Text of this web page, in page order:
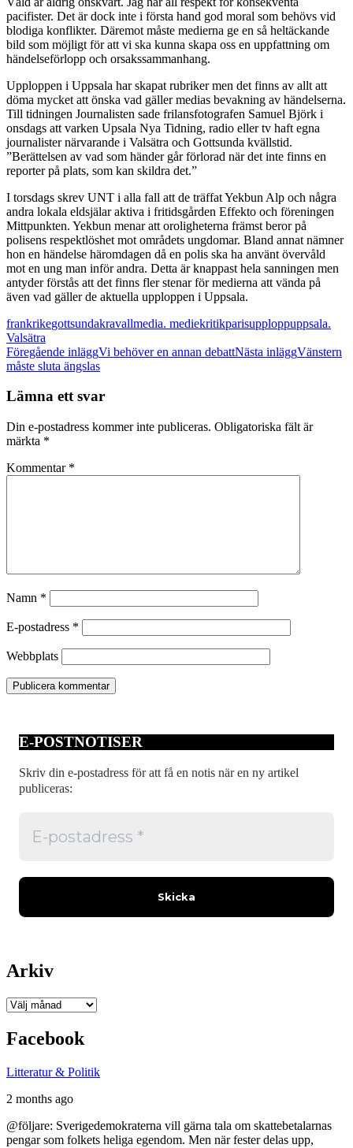
pacifister. Det är dock inte i första hand god moral som behövs vid
blodiga konflikter. Däremot måste medierna ge en så heltäckande
bild som möjligt för att vi ska kunna skapa oss en uppfattning om
händelseförlopp och orsakssammanhang.
Upploppen i Uppsala har skapat rubriker men det finns av allt att
döma mycket att önska vad gäller medias bevakning av händelserna.
Till tidningen Journalisten sade frilansfotografen Samuel Björk i
onsdags att varken Upsala Nya Tidning, radio eller tv haft egna
journalister närvarande i Valsätra och Gottsunda kvällstid.
”Berättelsen av vad som händer går förlorad när det inte finns en
reporter på plats, som kan skildra det.”
I torsdags skrev UNT i alla fall att de träffat Yekbun Alp och några
andra lokala eldsjälar aktiva i fritidsgården Effekto och föreningen
Mittpunkten. Yekbun menar att oroligheterna främst beror på
polisens respektlöshet mot områdets ungdomar. Bland annat nämner
hon en händelse häromdagen då en polis ska ha använt övervåld
mot en ung man inför andra. Detta är knappast hela sanningen men
antyder förstås att det finns fler stenar för medierna att vända på
även vad gäller de aktuella upploppen i Uppsala.
frankrikegottsundakravallmedia. mediekritikparisupploppuppsala.
Valsätra
Inläggsnavigering
Föregående inläggVi behöver en annan debattNästa inläggVänstern
måste sluta ängslas
Lämna ett svar
Din e-postadress kommer inte publiceras. Obligatoriska fält är
märkta *
Kommentar *
Namn *
E-postadress *
Webbplats
E-POSTNOTISER
Skriv din e-postadress för att få en notis när en ny artikel
publiceras:
Arkiv
Arkiv
Facebook
Litteratur & Politik
2 months ago
@följare: Sverigedemokraterna vill gärna tala om skattebetalarnas
pengar som folkets heliga egendom. Men när fester delas upp,